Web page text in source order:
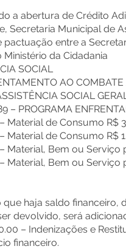
a abertura de Crédito
Secretaria Municipal de
entre a
Ministério da Cidadania
SOCIAL
AO
SOCIAL
– PROGRAMA
Material de Consumo R$
Material de Consumo R$
Material, Bem ou
Material, Bem ou
que haja saldo financeiro,
devolvido, será
– Indenizações e
financeiro.